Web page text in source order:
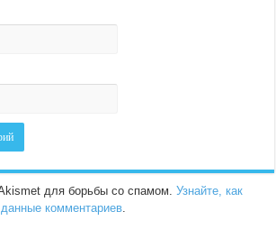
для борьбы со спамом.Узнайте, как
комментариев.